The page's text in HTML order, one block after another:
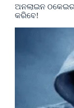
ଅନଲାଇନ
କରିବେ!